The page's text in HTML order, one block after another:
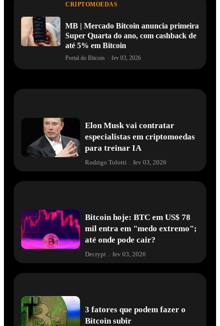
CRIPTOMOEDAS
MB | Mercado Bitcoin anuncia primeira
Super Quarta do ano, com cashback de
até 5% em Bitcoin
Portal do Bitcoin · fev 03, 2026
Elon Musk vai contratar
especialistas em criptomoedas
para treinar IA
Rodrigo Tolotti fev 03, 2026
Bitcoin hoje: BTC em US$ 78
mil entra em "medo extremo";
até onde pode cair?
Decrypt . fev 03, 2026
3 fatores que podem fazer o
Bitcoin subir